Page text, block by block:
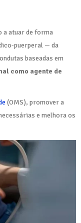
a atuar de forma
puerperal — da
baseadas em
como agente de
(OMS), promover a
e melhora os